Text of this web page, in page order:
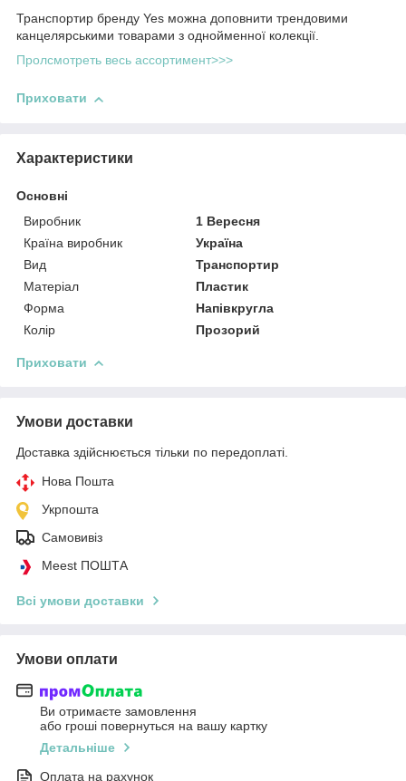
Транспортир бренду Yes можна доповнити трендовими
канцелярськими товарами з однойменної колекції.
Пролсмотреть весь ассортимент>>>
Приховати
Характеристики
Основні
Виробник
1 Вересня
Країна виробник
Україна
Вид
Транспортир
Матеріал
Пластик
Форма
Напівкругла
Колір
Прозорий
Приховати
Умови доставки
Доставка здійснюється тільки по передоплаті.
Нова Пошта
Укрпошта
Самовивіз
Meest ПОШТА
Всі умови доставки
Умови оплати
Ви отримаєте замовлення
або гроші повернуться на вашу картку
Детальніше
Оплата на рахунок